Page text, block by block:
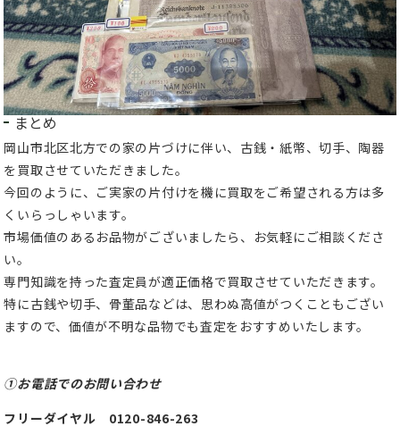
まとめ
岡山市北区北方での家の片づけに伴い、古銭・紙幣、切手、陶器
を買取させていただきました。
今回のように、ご実家の片付けを機に買取をご希望される方は多
くいらっしゃいます。
市場価値のあるお品物がございましたら、お気軽にご相談くださ
い。
専門知識を持った査定員が適正価格で買取させていただきます。
特に古銭や切手、骨董品などは、思わぬ高値がつくこともござい
ますので、価値が不明な品物でも査定をおすすめいたします。
①お電話でのお問い合わせ
フリーダイヤル 0120-846-263